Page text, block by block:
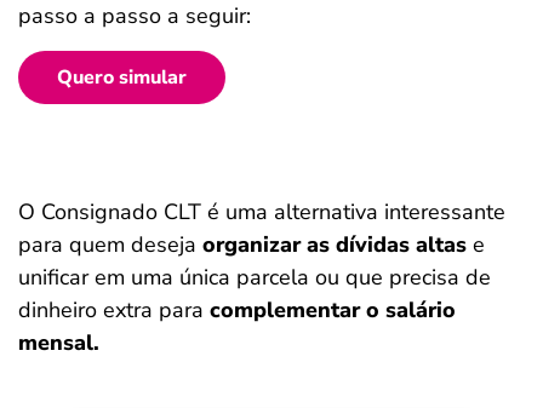
passo a passo a seguir:
Quero simular
O Consignado CLT é uma alternativa interessante
para quem deseja organizar as dívidas altas e
unificar em uma única parcela ou que precisa de
dinheiro extra para complementar o salário
mensal.